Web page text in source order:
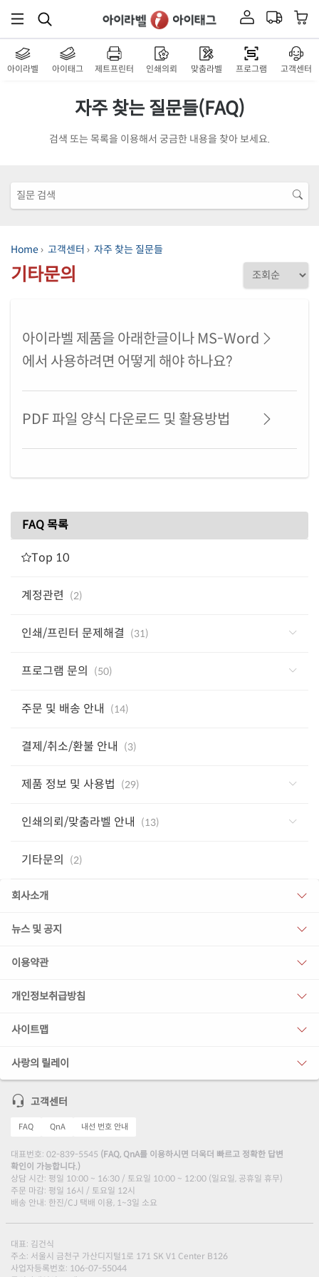
아이라벨 아이태그 제트프린터 인쇄의뢰 맞춤라벨 프로그램 고객센터
자주 찾는 질문들(FAQ)
검색 또는 목록을 이용해서 궁금한 내용을 찾아 보세요.
Home› 고객센터 › 자주 찾는 질문들
기타문의
아이라벨 제품을 아래한글이나 MS-Word
에서 사용하려면 어떻게 해야 하나요?
PDF 파일 양식 다운로드 및 활용방법
FAQ 목록
Top 10
계정관련 (2)
인쇄/프린터 문제해결 (31)
프로그램 문의 (50)
주문 및 배송 안내 (14)
결제/취소/환불 안내 (3)
제품 정보 및 사용법 (29)
인쇄의뢰/맞춤라벨 안내 (13)
기타문의 (2)
회사소개
뉴스 및 공지
이용약관
개인정보취급방침
사이트맵
사랑의 릴레이
고객센터
FAQ QnA 내선 번호 안내
대표번호: 02-839-5545 (FAQ, QnA를 이용하시면 더욱더 빠르고 정확한 답변
확인이 가능합니다.)
상담 시간: 평일 10:00 ~ 16:30 / 토요일 10:00 ~ 12:00 (일요일, 공휴일 휴무)
주문 마감: 평일 16시 / 토요일 12시
배송 안내: 한진/CJ 택배 이용, 1~3일 소요
대표: 김건식
주소: 서울시 금천구 가산디지털1로 171 SK V1 Center B126
사업자등록번호: 106-07-55044